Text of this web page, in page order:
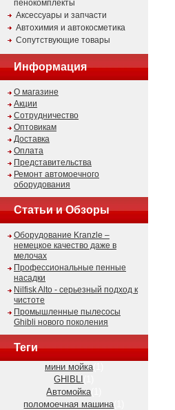
пенокомплекты
Аксессуары и запчасти
Автохимия и автокосметика
Сопутствующие товары
Информация
О магазине
Акции
Сотрудничество
Оптовикам
Доставка
Оплата
Представительства
Ремонт автомоечного
оборудования
Статьи и Обзоры
Оборудование Kranzle –
немецкое качество даже в
мелочах
Профессиональные пенные
насадки
Nilfisk Alto - серьезный подход к
чистоте
Промышленные пылесосы
Ghibli нового поколения
Теги
мини мойка(1)
GHIBLI
Автомойка(1)
поломоечная машина(1)